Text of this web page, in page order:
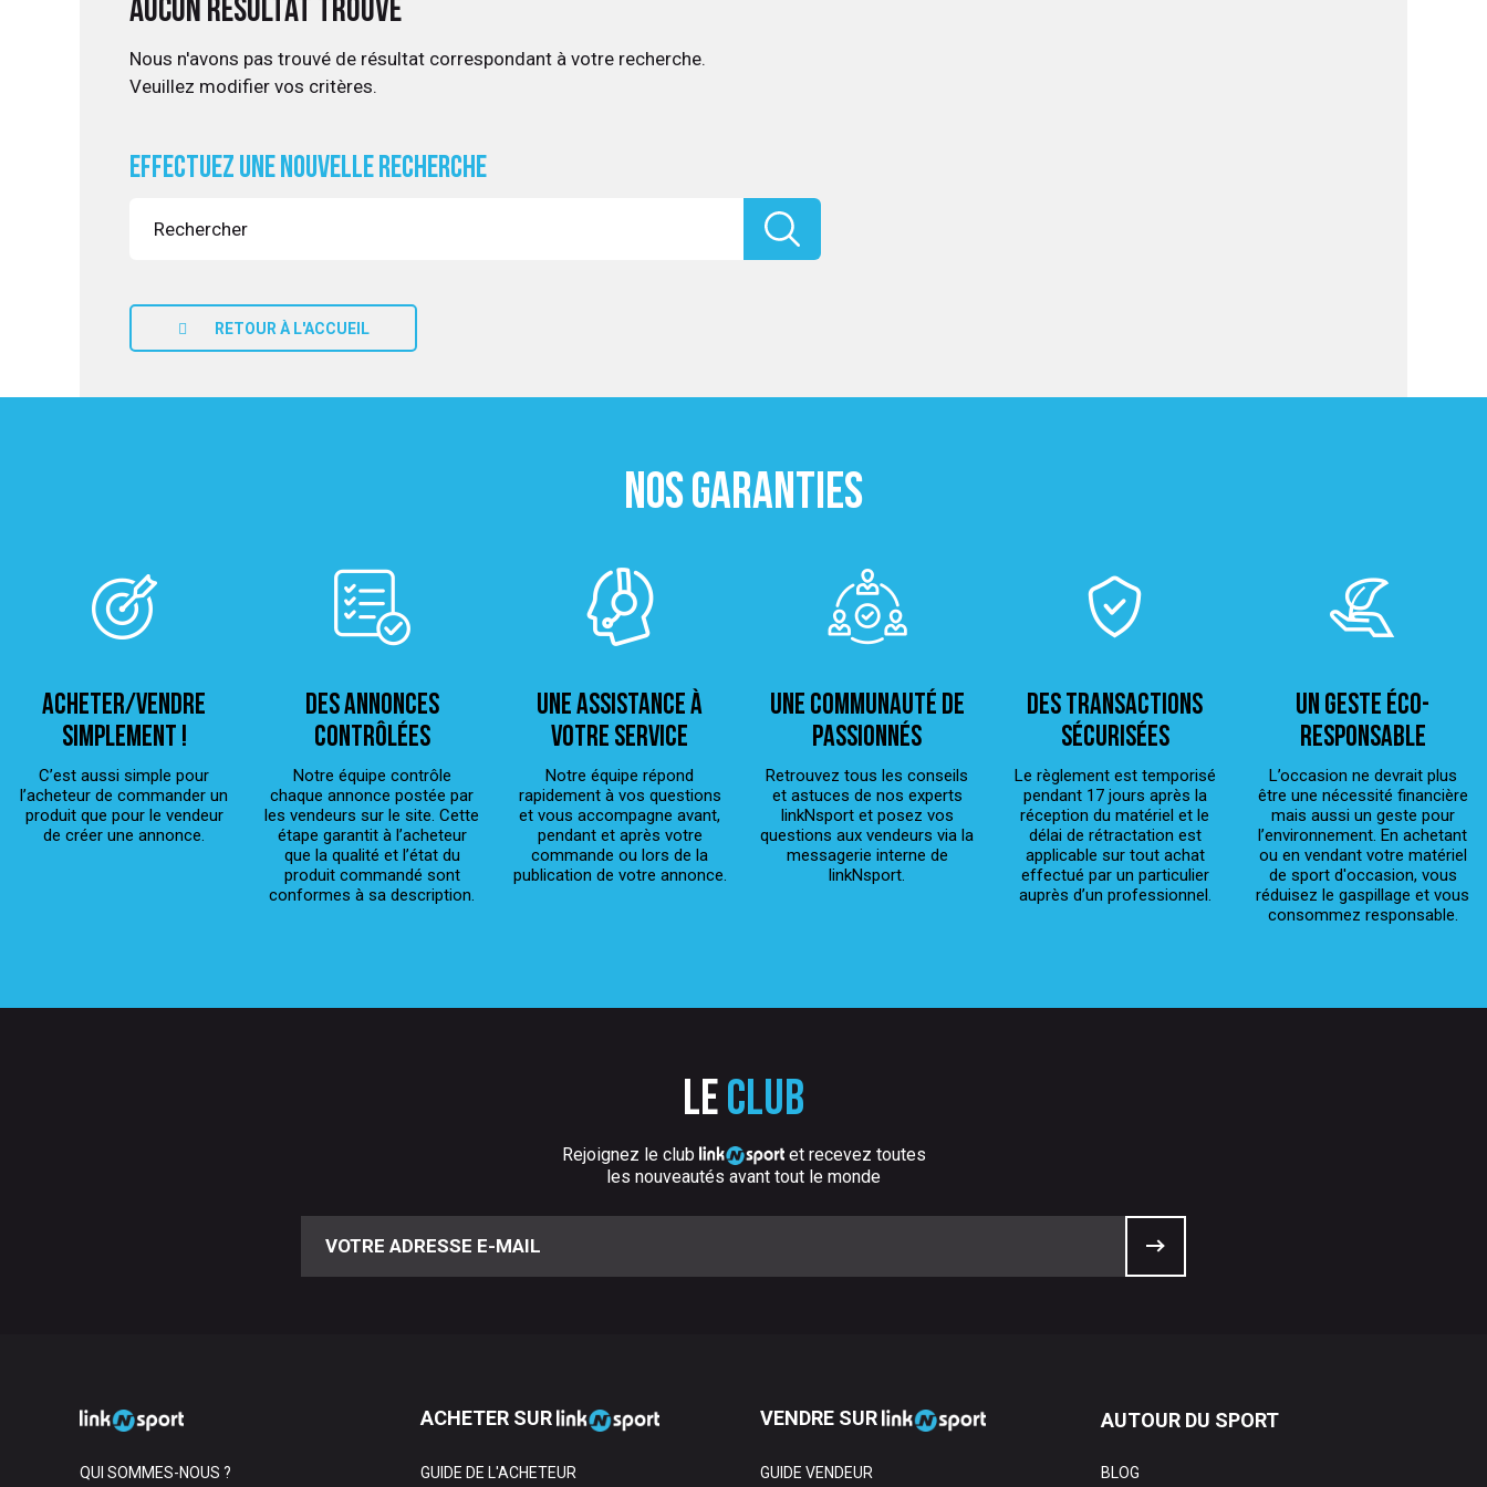
Aucun résultat trouvé
Nous n'avons pas trouvé de résultat correspondant à votre recherche.
Veuillez modifier vos critères.
Effectuez une nouvelle recherche
RETOUR À L'ACCUEIL
NOS GARANTIES
ACHETER/VENDRE
simplement !
C’est aussi simple pour
l’acheteur de commander un
produit que pour le vendeur
de créer une annonce.
Des annonces
contrôlées
Notre équipe contrôle
chaque annonce postée par
les vendeurs sur le site. Cette
étape garantit à l’acheteur
que la qualité et l’état du
produit commandé sont
conformes à sa description.
Une assistance à
votre service
Notre équipe répond
rapidement à vos questions
et vous accompagne avant,
pendant et après votre
commande ou lors de la
publication de votre annonce.
Une Communauté de
passionnés
Retrouvez tous les conseils
et astuces de nos experts
linkNsport et posez vos
questions aux vendeurs via la
messagerie interne de
linkNsport.
Des transactions
sécurisées
Le règlement est temporisé
pendant 17 jours après la
réception du matériel et le
délai de rétractation est
applicable sur tout achat
effectué par un particulier
auprès d’un professionnel.
Un geste éco-
responsable
L’occasion ne devrait plus
être une nécessité financière
mais aussi un geste pour
l’environnement. En achetant
ou en vendant votre matériel
de sport d'occasion, vous
réduisez le gaspillage et vous
consommez responsable.
Le club
Rejoignez le club
et recevez toutes
les nouveautés avant tout le monde
QUI SOMMES-NOUS ?
ACHETER SUR
GUIDE DE L'ACHETEUR
VENDRE SUR
GUIDE VENDEUR
AUTOUR DU SPORT
BLOG